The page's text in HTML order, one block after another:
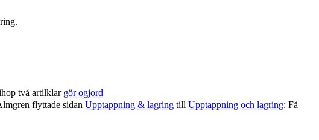
två artilklar gör ogjord
flyttade sidan Upptappning & lagring till Upptappning och lagring: Få